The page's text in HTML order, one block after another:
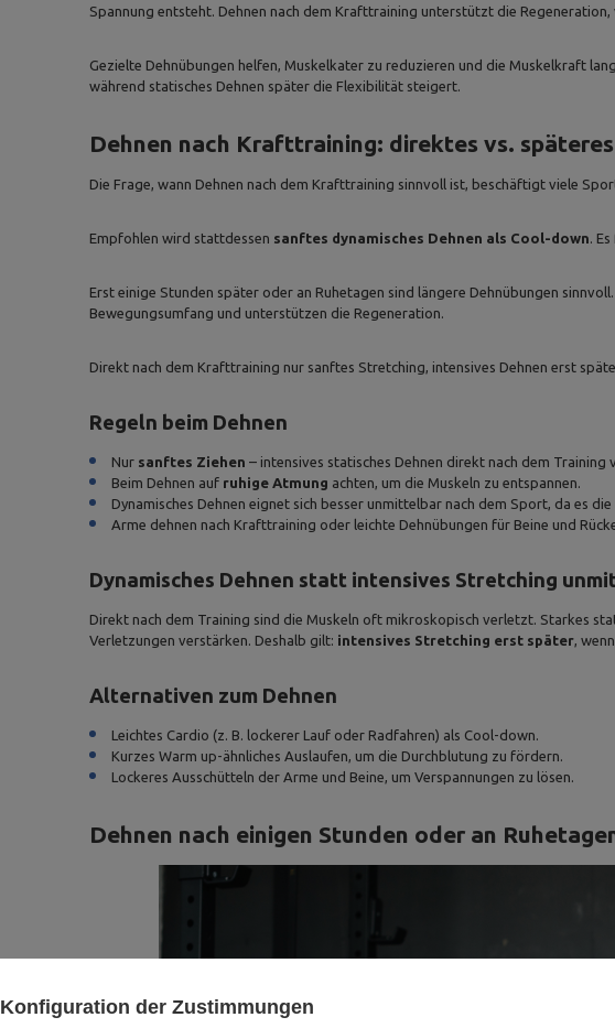
Spannung entsteht. Dehnen nach dem Krafttraining unterstützt die
Gezielte Dehnübungen helfen, Muskelkater zu reduzieren und die Muskelkraft
während statisches Dehnen später die Flexibilität steigert.
Dehnen nach Krafttraining: direktes vs.
Die Frage, wann Dehnen nach dem Krafttraining sinnvoll ist, beschäftigt viele
Empfohlen wird stattdessen sanftes dynamisches Dehnen als Cool-down.
Erst einige Stunden später oder an Ruhetagen sind längere Dehnübungen
Bewegungsumfang und unterstützen die Regeneration.
Direkt nach dem Krafttraining nur sanftes Stretching, intensives Dehnen erst
Regeln beim Dehnen
Nur sanftes Ziehen – intensives statisches Dehnen direkt nach dem Training
Beim Dehnen auf ruhige Atmung achten, um die Muskeln zu entspannen.
Dynamisches Dehnen eignet sich besser unmittelbar nach dem Sport, da es
Arme dehnen nach Krafttraining oder leichte Dehnübungen für Beine und
Dynamisches Dehnen statt intensives Stretching
Direkt nach dem Training sind die Muskeln oft mikroskopisch verletzt. Starkes
Verletzungen verstärken. Deshalb gilt: intensives Stretching erst später,
Alternativen zum Dehnen
Leichtes Cardio (z. B. lockerer Lauf oder Radfahren) als Cool-down.
Kurzes Warm up-ähnliches Auslaufen, um die Durchblutung zu fördern.
Lockeres Ausschütteln der Arme und Beine, um Verspannungen zu lösen.
Dehnen nach einigen Stunden oder an
Konfiguration der Zustimmungen